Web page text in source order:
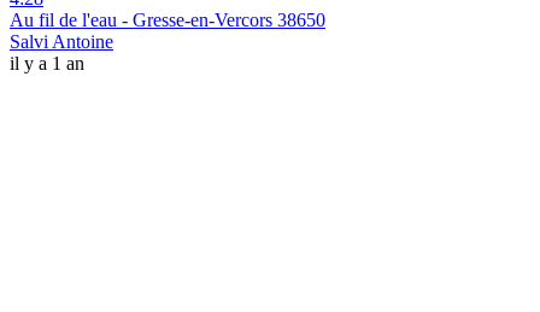
Au fil de l'eau - Gresse-en-Vercors 38650
Salvi Antoine
il y a 1 an